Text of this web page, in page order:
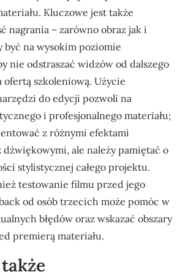
Kluczowe jest także
nagrania – zarówno obraz jak i
na wysokim poziomie
nie odstraszać widzów od dalszego
ofertą szkoleniową. Użycie
do edycji pozwoli na
i profesjonalnego materiału;
z różnymi efektami
ale należy pamiętać o
stylistycznej całego projektu.
testowanie filmu przed jego
od osób trzecich może pomóc w
błędów oraz wskazać obszary
premierą materiału.